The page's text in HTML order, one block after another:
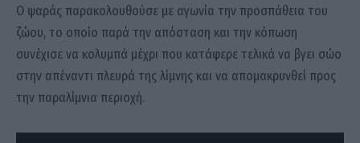
Ο ψαράς παρακολουθούσε με αγωνία την προσπάθεια του
ζώου, το οποίο παρά την απόσταση και την κόπωση
συνέχισε να κολυμπά μέχρι που κατάφερε τελικά να βγει σώο
στην απέναντι πλευρά της λίμνης και να απομακρυνθεί προς
την παραλίμνια περιοχή.